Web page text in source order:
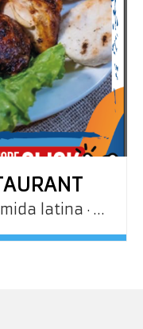
latina pollo